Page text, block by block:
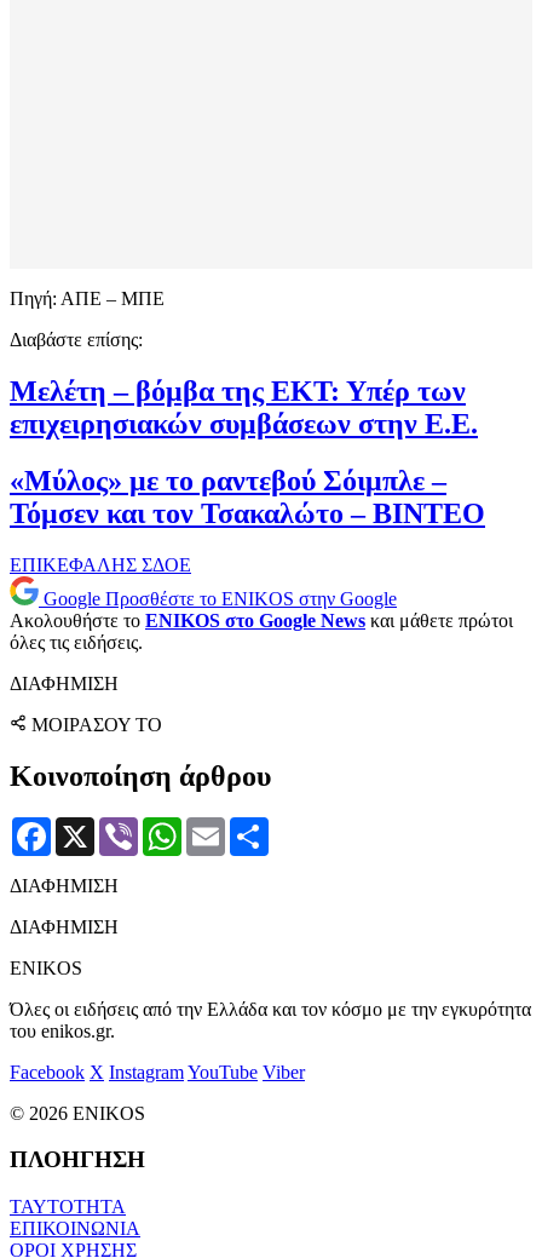
Πηγή: ΑΠΕ – ΜΠΕ
Διαβάστε επίσης:
Μελέτη – βόμβα της ΕΚΤ: Υπέρ των
επιχειρησιακών συμβάσεων στην Ε.Ε.
«Μύλος» με το ραντεβού Σόιμπλε –
Τόμσεν και τον Τσακαλώτο – ΒΙΝΤΕΟ
ΕΠΙΚΕΦΑΛΗΣ ΣΔΟΕ
Google Προσθέστε το ENIKOS στην Google
Ακολουθήστε το ENIKOS στο Google News και μάθετε πρώτοι
όλες τις ειδήσεις.
ΔΙΑΦΗΜΙΣΗ
ΜΟΙΡΑΣΟΥ ΤΟ
Κοινοποίηση άρθρου
Facebook
X Viber WhatsApp
Email
ΔΙΑΦΗΜΙΣΗ
ΔΙΑΦΗΜΙΣΗ
ENIKOS
Όλες οι ειδήσεις από την Ελλάδα και τον κόσμο με την εγκυρότητα
του enikos.gr.
Facebook X InstagramYouTube Viber
© 2026 ENIKOS
ΠΛΟΗΓΗΣΗ
ΤΑΥΤΟΤΗΤΑ
ΕΠΙΚΟΙΝΩΝΙΑ
ΟΡΟΙ ΧΡΗΣΗΣ